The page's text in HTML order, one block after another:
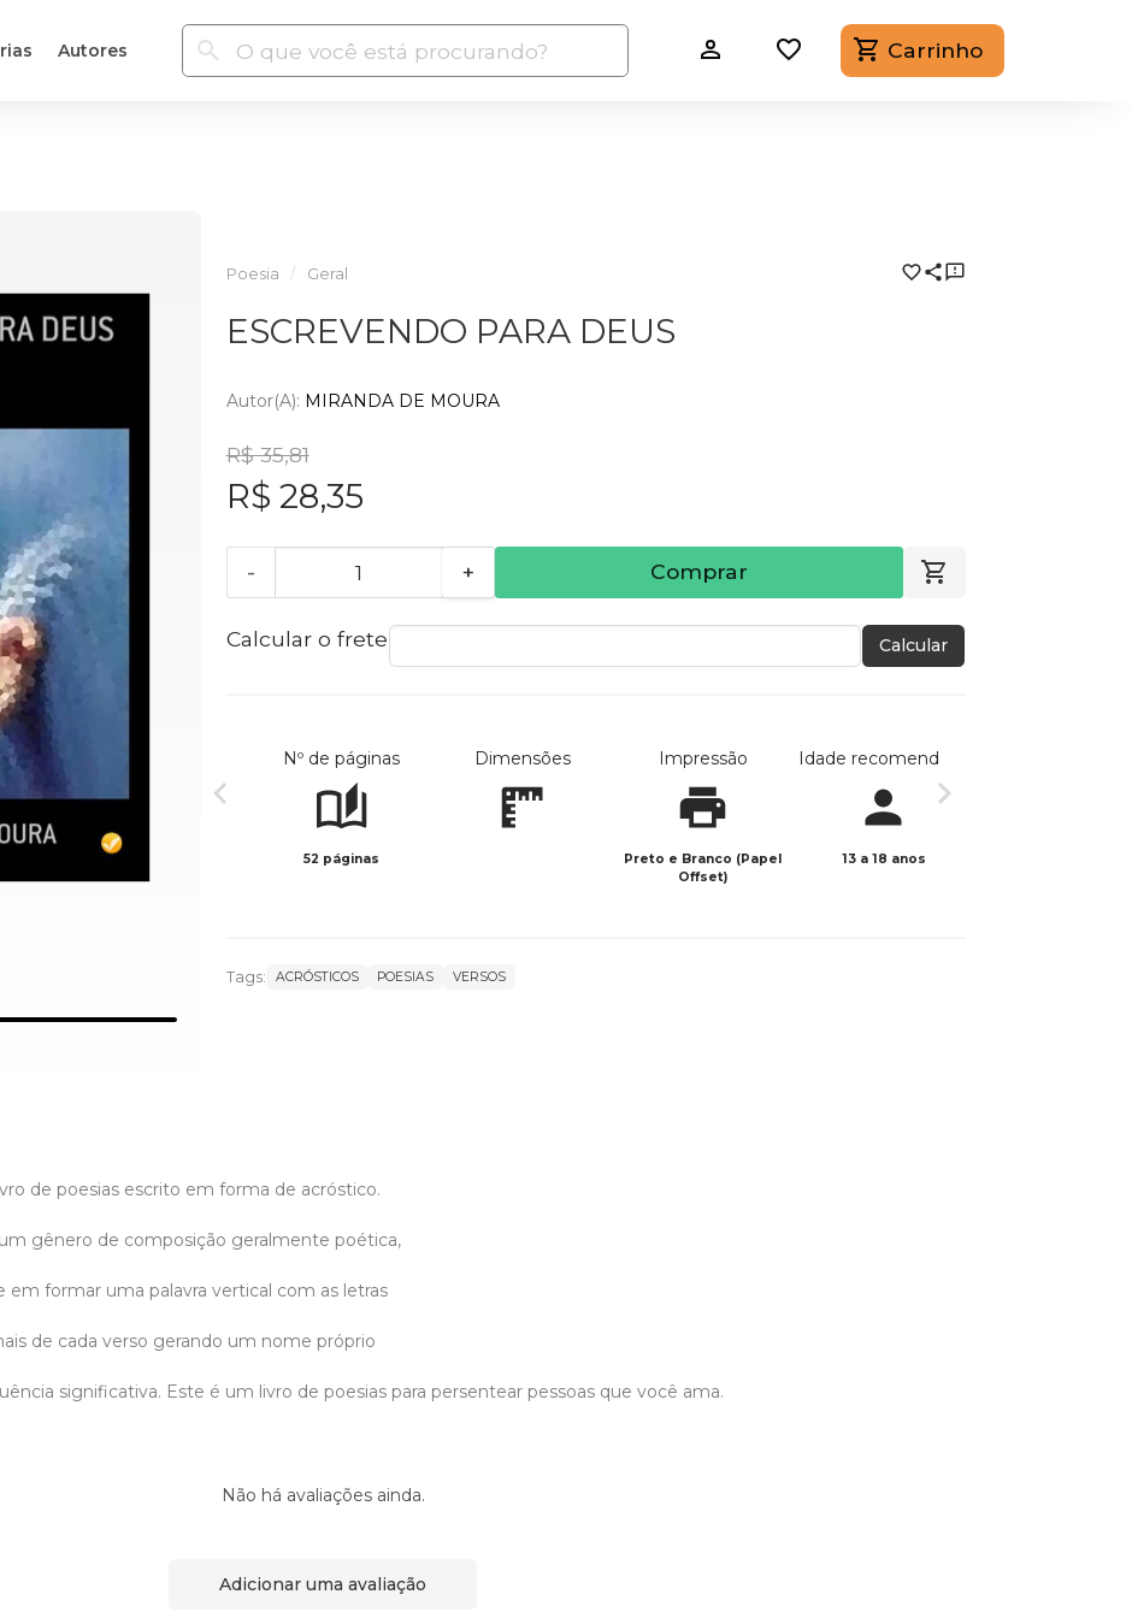
Autores Carrinho
Poesia Geral
ESCREVENDO PARA DEUS
Autor(a): MIRANDA DE MOURA
R$ 35,81
R$ 28,35
- + Comprar
Calcular o frete Calcular
Nº de páginas
52 páginas
Dimensões Impressão
Preto e Branco (Papel
Offset)
Idade recomendada
13 a 18 anos
Tags: ACRÓSTICOS POESIAS VERSOS
de poesias escrito em forma de acróstico.
gênero de composição geralmente poética,
em formar uma palavra vertical com as letras
de cada verso gerando um nome próprio
significativa. Este é um livro de poesias para persentear pessoas que você ama.
Não há avaliações ainda.
Adicionar uma avaliação